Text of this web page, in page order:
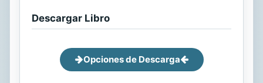
Descargar Libro
Opciones de Descarga